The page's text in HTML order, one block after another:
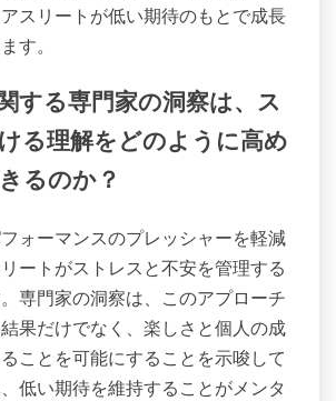
スリートが低い期待のもとで成長
す。
する専門家の洞察は、ス
る理解をどのように高め
るのか？
ォーマンスのプレッシャーを軽減
ートがストレスと不安を管理する
専門家の洞察は、このアプローチ
果だけでなく、楽しさと個人の成
ことを可能にすることを示唆して
低い期待を維持することがメンタ